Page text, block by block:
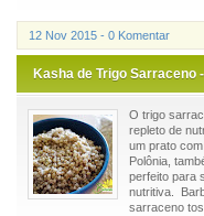
12 Nov 2015 - 0 Komentar
Kasha de Trigo Sarraceno
O trigo
repleto de
um prato
Polônia,
perfeito para
nutritiva.
sarraceno